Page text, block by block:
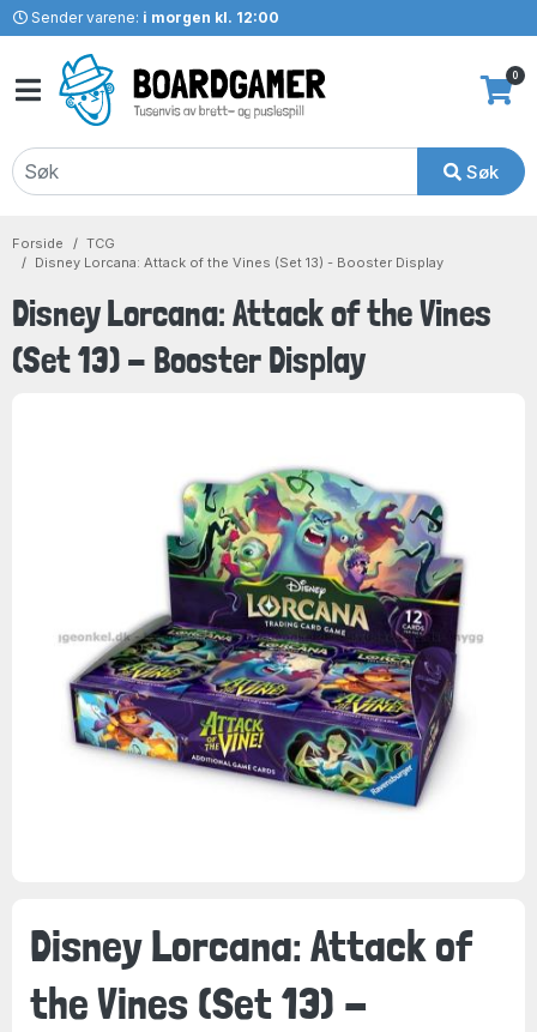
Sender varene: i morgen kl. 12:00
Søk
0
Forside
TCG
Disney Lorcana: Attack of the Vines (Set 13) - Booster Display
Disney Lorcana: Attack of the Vines
(Set 13) - Booster Display
Disney Lorcana: Attack of
the Vines (Set 13) -